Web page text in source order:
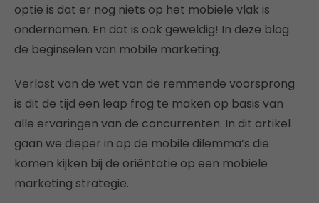
optie is dat er nog niets op het mobiele vlak is
ondernomen. En dat is ook geweldig! In deze blog
de beginselen van mobile marketing.
Verlost van de wet van de remmende voorsprong
is dit de tijd een leap frog te maken op basis van
alle ervaringen van de concurrenten. In dit artikel
gaan we dieper in op de mobile dilemma’s die
komen kijken bij de oriëntatie op een mobiele
marketing strategie.